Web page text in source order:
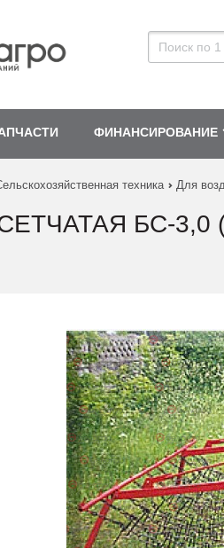
ФИНАНСИРОВАНИЕ
техника Для
БС-3,0